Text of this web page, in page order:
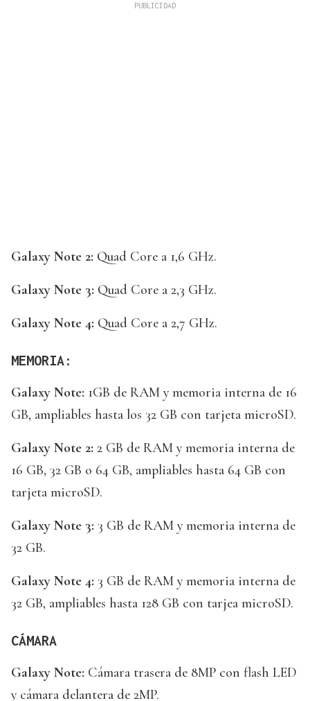
Galaxy Note 2: Quad Core a 1,6 GHz.
Galaxy Note 3: Quad Core a 2,3 GHz.
Galaxy Note 4: Quad Core a 2,7 GHz.
MEMORIA:
Galaxy Note: 1GB de RAM y memoria interna de 16
GB, ampliables hasta los 32 GB con tarjeta microSD.
Galaxy Note 2: 2 GB de RAM y memoria interna de
16 GB, 32 GB o 64 GB, ampliables hasta 64 GB con
tarjeta microSD.
Galaxy Note 3: 3 GB de RAM y memoria interna de
32 GB.
Galaxy Note 4: 3 GB de RAM y memoria interna de
32 GB, ampliables hasta 128 GB con tarjea microSD.
CÁMARA
Galaxy Note: Cámara trasera de 8MP con flash LED
y cámara delantera de 2MP.